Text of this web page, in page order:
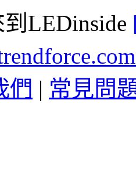
LEDinside
們 | 常見問